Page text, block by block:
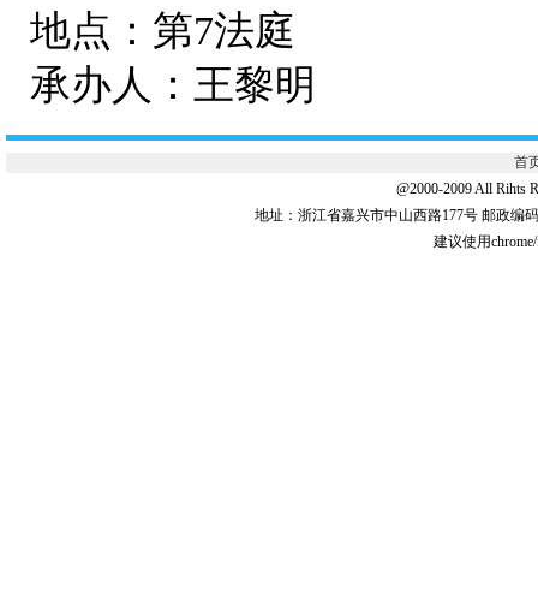
地点：第7法庭
承办人：王黎明
首
@2000-2009 All Rihts
地址：浙江省嘉兴市中山西路177号 邮政编
建议使用